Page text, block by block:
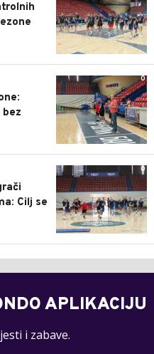
0
0
Cilj se
APLIKACIJU
i zabave.